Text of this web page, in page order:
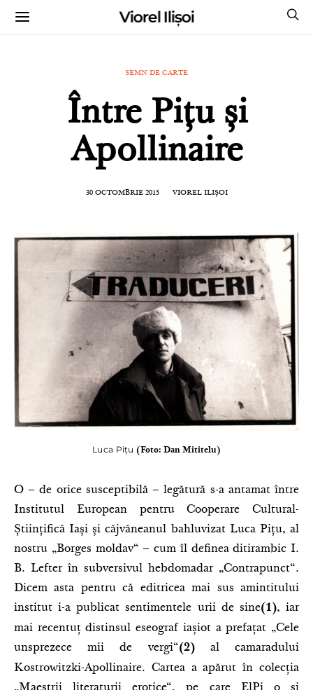
Viorel Ilișoi
SEMN DE CARTE
Între Pițu și
Apollinaire
30 OCTOMBRIE 2015 VIOREL ILIȘOI
Luca Pițu (Foto: Dan Mititelu)
O – de orice susceptibilă – legătură s-a antamat între
Institutul European pentru Cooperare Cultural-
Științifică Iași și căjvăneanul bahluvizat Luca Pițu, al
nostru „Borges moldav“ – cum îl definea ditirambic I.
B. Lefter în subversivul hebdomadar „Contrapunct“.
Dicem asta pentru că editricea mai sus amintitului
institut i-a publicat sentimentele urii de sine(1), iar
mai recentuț distinsul eseograf iașiot a prefațat „Cele
unsprezece mii de vergi“(2)al camaradului
Kostrowitzki-Apollinaire. Cartea a apărut în colecția
CUMPĂRĂ CĂRȚILE MELE CU AUTOGRAF